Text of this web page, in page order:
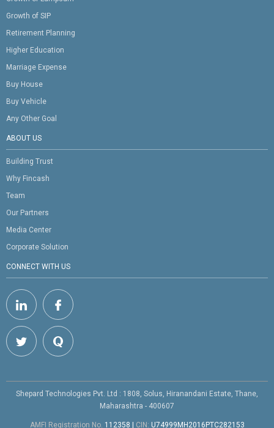
Growth of SIP
Retirement Planning
Higher Education
Marriage Expense
Buy House
Buy Vehicle
Any Other Goal
ABOUT US
Building Trust
Why Fincash
Team
Our Partners
Media Center
Corporate Solution
CONNECT WITH US
Shepard Technologies Pvt. Ltd : 1808, Solus, Hiranandani Estate, Thane,
Maharashtra - 400607
AMFI Registration No. 112358 CIN: U74999MH2016PTC282153